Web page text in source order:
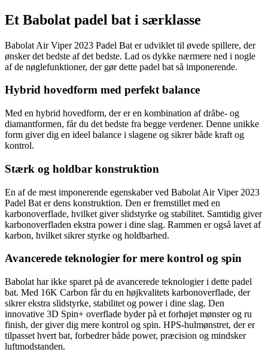
Et Babolat padel bat i særklasse
Babolat Air Viper 2023 Padel Bat er udviklet til øvede spillere, der
ønsker det bedste af det bedste. Lad os dykke nærmere ned i nogle
af de nøglefunktioner, der gør dette padel bat så imponerende.
Hybrid hovedform med perfekt balance
Med en hybrid hovedform, der er en kombination af dråbe- og
diamantformen, får du det bedste fra begge verdener. Denne unikke
form giver dig en ideel balance i slagene og sikrer både kraft og
kontrol.
Stærk og holdbar konstruktion
En af de mest imponerende egenskaber ved Babolat Air Viper 2023
Padel Bat er dens konstruktion. Den er fremstillet med en
karbonoverflade, hvilket giver slidstyrke og stabilitet. Samtidig giver
karbonoverfladen ekstra power i dine slag. Rammen er også lavet af
karbon, hvilket sikrer styrke og holdbarhed.
Avancerede teknologier for mere kontrol og spin
Babolat har ikke sparet på de avancerede teknologier i dette padel
bat. Med 16K Carbon får du en højkvalitets karbonoverflade, der
sikrer ekstra slidstyrke, stabilitet og power i dine slag. Den
innovative 3D Spin+ overflade byder på et forhøjet mønster og ru
finish, der giver dig mere kontrol og spin. HPS-hulmønstret, der er
tilpasset hvert bat, forbedrer både power, præcision og mindsker
luftmodstanden.